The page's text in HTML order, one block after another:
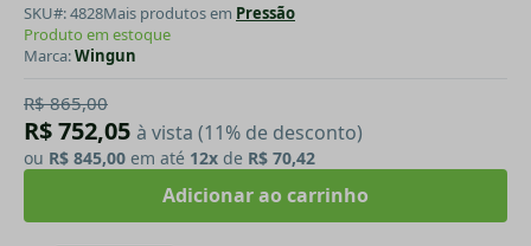
SKU#: 4828Mais produtos em Pressão
Produto em estoque
Marca:Wingun
R$ 865,00
R$ 752,05 à vista (11% de desconto)
ou R$ 845,00 em até 12x de R$ 70,42
Adicionar ao carrinho